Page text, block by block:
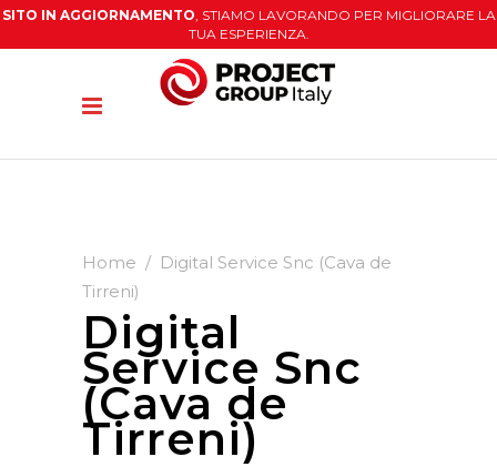
SITO IN AGGIORNAMENTO, STIAMO LAVORANDO PER MIGLIORARE LA
TUA ESPERIENZA.
Home / Digital Service Snc (Cava de
Tirreni)
Digital
Service Snc
(Cava de
Tirreni)